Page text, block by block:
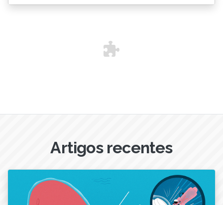
Artigos recentes